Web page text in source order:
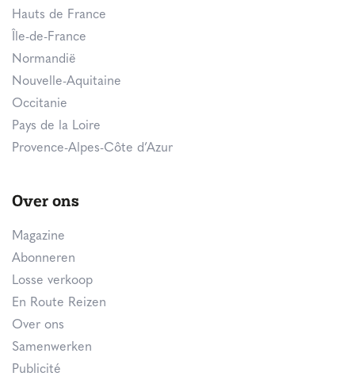
Hauts de France
Île-de-France
Normandië
Nouvelle-Aquitaine
Occitanie
Pays de la Loire
Provence-Alpes-Côte d’Azur
Over ons
Magazine
Abonneren
Losse verkoop
En Route Reizen
Over ons
Samenwerken
Publicité